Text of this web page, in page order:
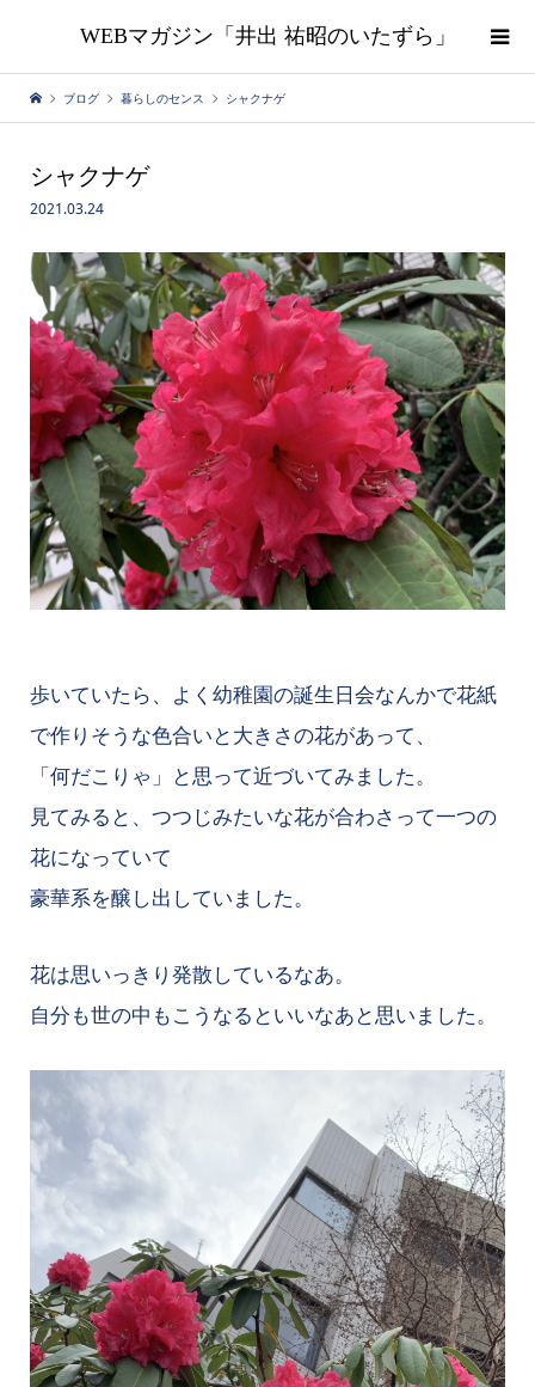
WEBマガジン「井出 祐昭のいたずら」
ブログ 暮らしのセンス シャクナゲ
シャクナゲ
2021.03.24
歩いていたら、よく幼稚園の誕生日会なんかで花紙
で作りそうな色合いと大きさの花があって、
「何だこりゃ」と思って近づいてみました。
見てみると、つつじみたいな花が合わさって一つの
花になっていて
豪華系を醸し出していました。
花は思いっきり発散しているなあ。
自分も世の中もこうなるといいなあと思いました。